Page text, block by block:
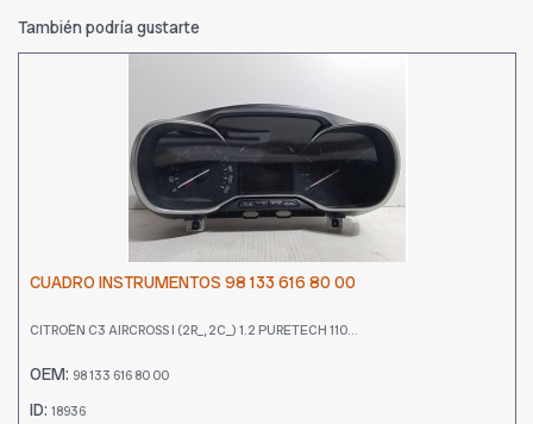
También podría gustarte
CUADRO INSTRUMENTOS 98 133 616 80 00
CITROËN C3 AIRCROSS I (2R_, 2C_) 1.2 PURETECH 110...
OEM: 98 133 616 80 00
ID: 18936